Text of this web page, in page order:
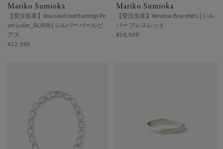
Mariko Sumioka
【受注生産】Rounded roof Earrings Pe
arl (color_SILVER) | シルバー パールピ
アス
¥22,000
Mariko Sumioka
【受注生産】Window Bracelet L | シル
バー ブレスレット
¥38,500